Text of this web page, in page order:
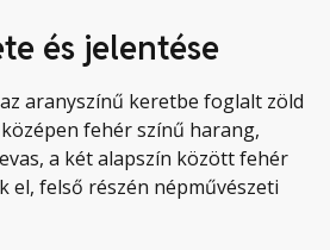
és jelentése
aranyszínű keretbe foglalt zöld
fehér színű harang,
a két alapszín között fehér
el, felső részén népművészeti